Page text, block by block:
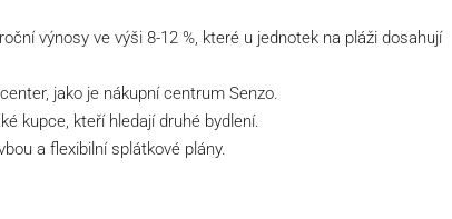
výnosy ve výši 8-12 %, které u jednotek na pláži dosahují
jako je nákupní centrum Senzo.
kupce, kteří hledají druhé bydlení.
a flexibilní splátkové plány.